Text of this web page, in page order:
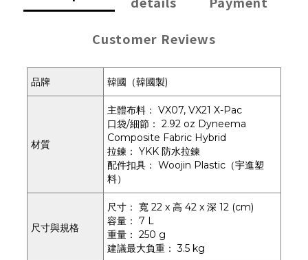
Customer Reviews
品牌 韓國（韓國製)
材質
主體布料： VX07, VX21 X-Pac
口袋/細節： 2.92 oz Dyneema
Composite Fabric Hybrid
拉鍊： YKK 防水拉鍊
配件扣具： Woojin Plastic（宇進塑
料）
尺寸與規格
尺寸： 寬 22 x 高 42 x 深 12 (cm)
容量： 7 L
重量： 250 g
建議最大負重： 3.5 kg